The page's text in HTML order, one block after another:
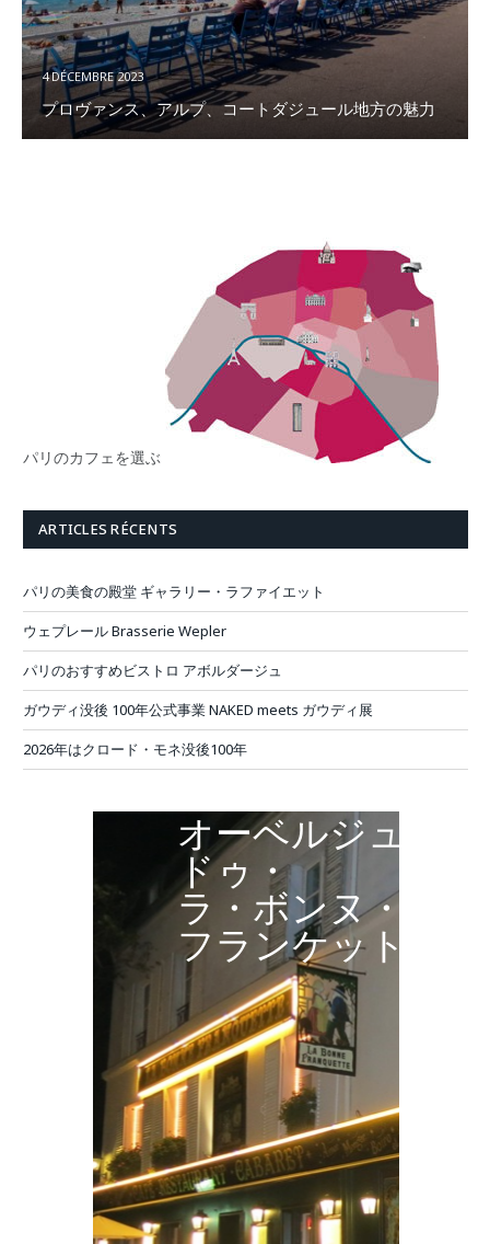
4 DÉCEMBRE 2023
プロヴァンス、アルプ、コートダジュール地方の魅力
パリのカフェを選ぶ
ARTICLES RÉCENTS
パリの美食の殿堂 ギャラリー・ラファイエット
ウェプレール Brasserie Wepler
パリのおすすめビストロ アボルダージュ
ガウディ没後 100年公式事業 NAKED meets ガウディ展
2026年はクロード・モネ没後100年
オーベルジュ・
ドゥ・
ラ・ボンヌ・
フランケット